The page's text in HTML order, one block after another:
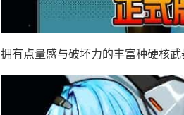
拥有点量感与破坏力的丰富种硬核武